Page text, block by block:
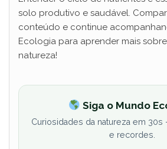
d
o
solo produtivo e saudável.
conteúdo e continue
Ecologia para aprender mais
natureza!
Siga o Mundo
Curiosidades da natureza em
e recordes.